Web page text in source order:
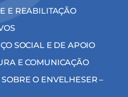
E REABILITAÇÃO
SOCIAL E DE APOIO
E COMUNICAÇÃO
O ENVELHESER –